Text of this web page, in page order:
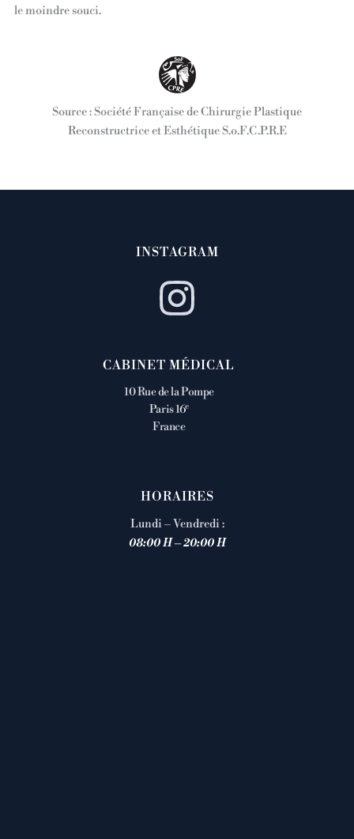
le moindre souci.
Source : Société Française de Chirurgie Plastique
Reconstructrice et Esthétique S.o.F.C.P.R.E
INSTAGRAM
CABINET MÉDICAL
10 Rue de la Pompe
Paris 16e
France
HORAIRES
Lundi – Vendredi :
08:00 H – 20:00 H